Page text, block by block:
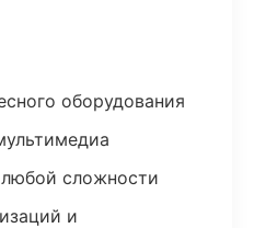
оборудования
сложности
и